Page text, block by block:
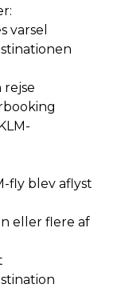
varsel
fly blev aflyst
eller flere af